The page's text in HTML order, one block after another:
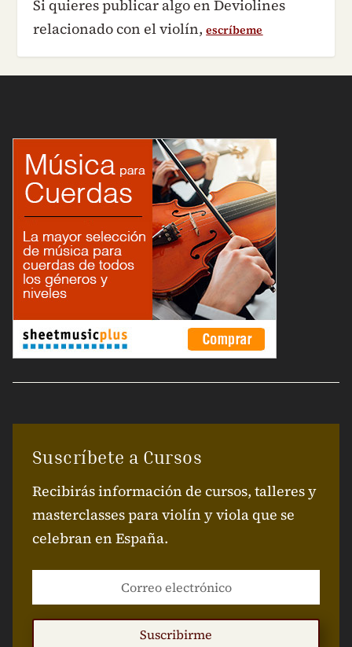
Si quieres publicar algo en Deviolines
relacionado con el violín,escríbeme
Suscríbete a Cursos
Recibirás información de cursos, talleres y
masterclasses para violín y viola que se
celebran en España.
Suscribirme